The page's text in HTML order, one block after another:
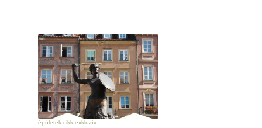
épületek cikk exkluzív